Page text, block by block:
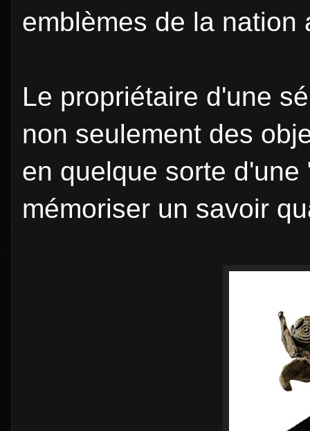
emblèmes de la nation
Le propriétaire d'une
non seulement des
en quelque sorte
mémoriser un savoir